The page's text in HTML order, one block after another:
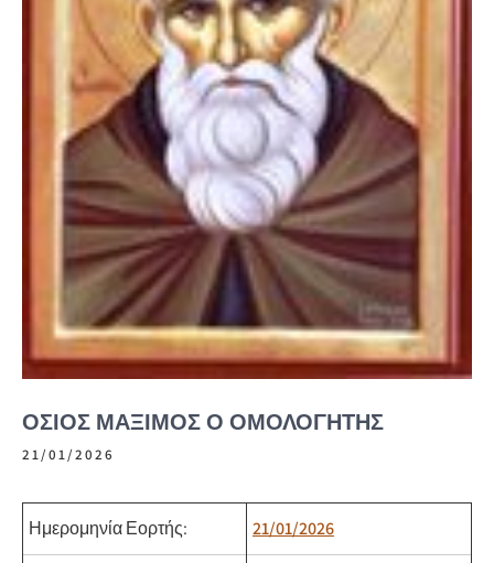
ΌΣΙΟΣ ΜΆΞΙΜΟΣ Ο ΟΜΟΛΟΓΗΤΉΣ
21/01/2026
Ημερομηνία Εορτής: 21/01/2026